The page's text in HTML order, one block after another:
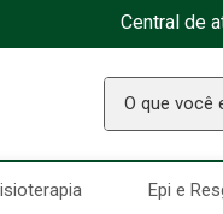
Central de
O que você
Epi e
TERMOS